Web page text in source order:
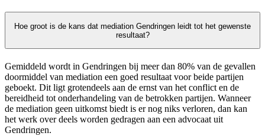
Hoe groot is de kans dat mediation Gendringen leidt tot het gewenste
resultaat?
Gemiddeld wordt in Gendringen bij meer dan 80% van de gevallen
doormiddel van mediation een goed resultaat voor beide partijen
geboekt. Dit ligt grotendeels aan de ernst van het conflict en de
bereidheid tot onderhandeling van de betrokken partijen. Wanneer
de mediation geen uitkomst biedt is er nog niks verloren, dan kan
het werk over deels worden gedragen aan een advocaat uit
Gendringen.